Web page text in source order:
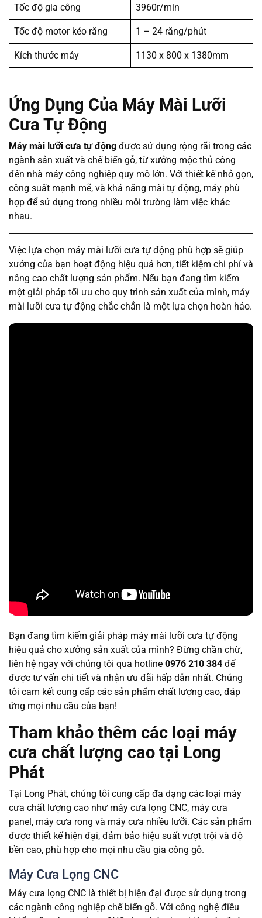
Tốc độ gia công 3960r/min
Tốc độ motor kéo răng 1 – 24 răng/phút
Kích thước máy 1130 x 800 x 1380mm
Ứng Dụng Của Máy Mài Lưỡi
Cưa Tự Động
Máy mài lưỡi cưa tự động được sử dụng rộng rãi trong các
ngành sản xuất và chế biến gỗ, từ xưởng mộc thủ công
đến nhà máy công nghiệp quy mô lớn. Với thiết kế nhỏ gọn,
công suất mạnh mẽ, và khả năng mài tự động, máy phù
hợp để sử dụng trong nhiều môi trường làm việc khác
nhau.
Việc lựa chọn máy mài lưỡi cưa tự động phù hợp sẽ giúp
xưởng của bạn hoạt động hiệu quả hơn, tiết kiệm chi phí và
nâng cao chất lượng sản phẩm. Nếu bạn đang tìm kiếm
một giải pháp tối ưu cho quy trình sản xuất của mình, máy
mài lưỡi cưa tự động chắc chắn là một lựa chọn hoàn hảo.
Bạn đang tìm kiếm giải pháp máy mài lưỡi cưa tự động
hiệu quả cho xưởng sản xuất của mình? Đừng chần chừ,
liên hệ ngay với chúng tôi qua hotline 0976 210 384 để
được tư vấn chi tiết và nhận ưu đãi hấp dẫn nhất. Chúng
tôi cam kết cung cấp các sản phẩm chất lượng cao, đáp
ứng mọi nhu cầu của bạn!
Tham khảo thêm các loại máy
cưa chất lượng cao tại Long
Phát
Tại Long Phát, chúng tôi cung cấp đa dạng các loại máy
cưa chất lượng cao như máy cưa lọng CNC, máy cưa
panel, máy cưa rong và máy cưa nhiều lưỡi. Các sản phẩm
được thiết kế hiện đại, đảm bảo hiệu suất vượt trội và độ
bền cao, phù hợp cho mọi nhu cầu gia công gỗ.
Máy Cưa Lọng CNC
Máy cưa lọng CNC là thiết bị hiện đại được sử dụng trong
các ngành công nghiệp chế biến gỗ. Với công nghệ điều